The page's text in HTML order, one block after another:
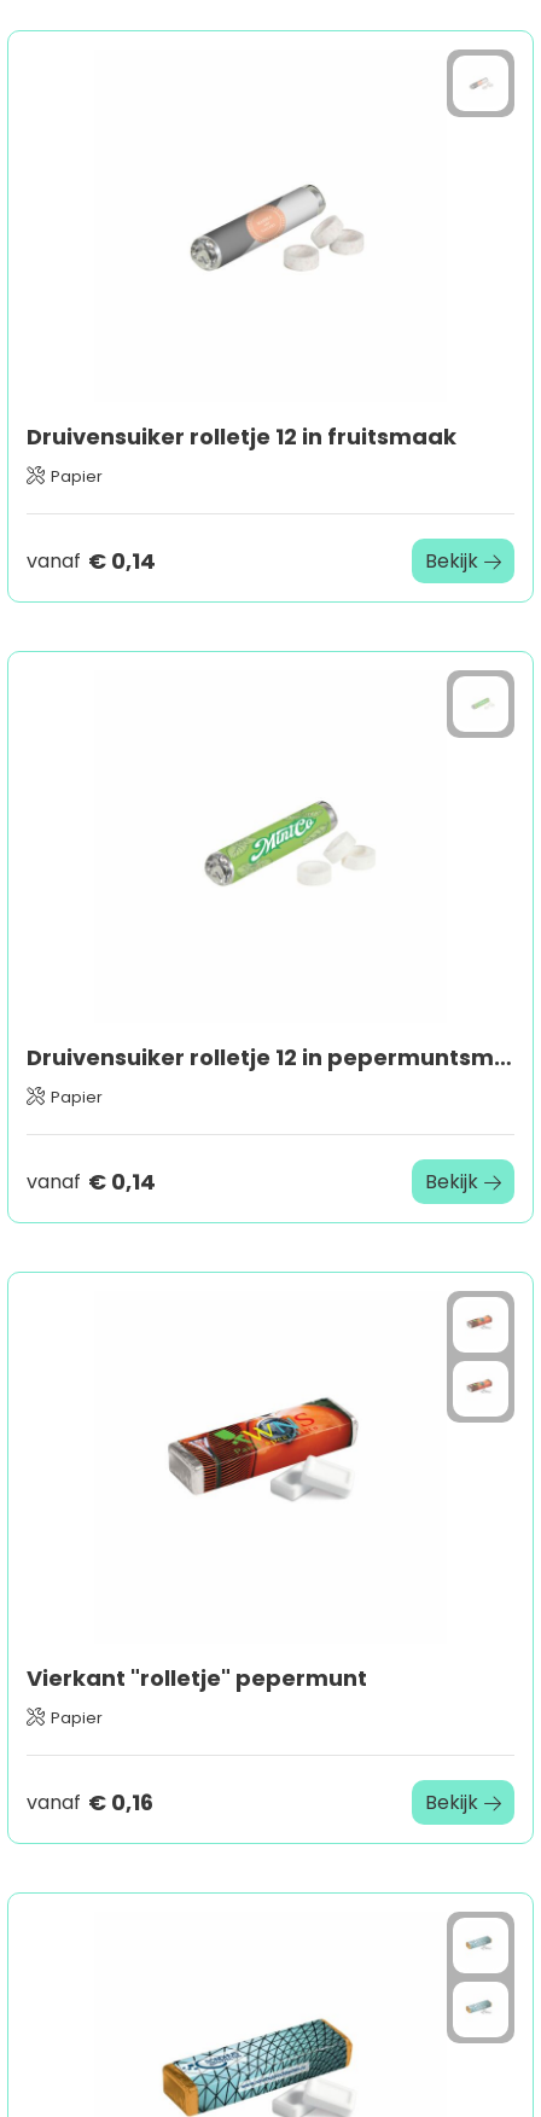
Druivensuiker rolletje 12 in fruitsmaak
Papier
vanaf € 0,14 Bekijk
Druivensuiker rolletje 12 in pepermuntsmaak
Papier
vanaf € 0,14 Bekijk
Vierkant "rolletje" pepermunt
Papier
vanaf € 0,16 Bekijk